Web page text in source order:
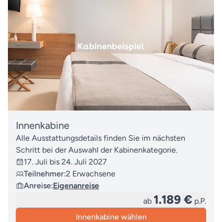
Innenkabine
Alle Ausstattungsdetails finden Sie im nächsten
Schritt bei der Auswahl der Kabinenkategorie.
17. Juli bis 24. Juli 2027
Teilnehmer:2 Erwachsene
Anreise:Eigenanreise
ab 1.189 € p.P.
Innenkabine wählen